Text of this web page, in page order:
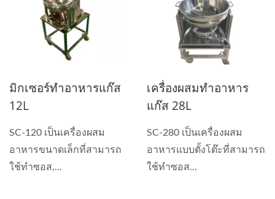
มิกเซอร์ทำอาหารแก๊ส
12L
SC-120 เป็นเครื่องผสม
อาหารขนาดเล็กที่สามารถ
ใช้ทำซอส,...
เครื่องผสมทำอาหาร
แก๊ส 28L
SC-280 เป็นเครื่องผสม
อาหารแบบตั้งโต๊ะที่สามารถ
ใช้ทำซอส...